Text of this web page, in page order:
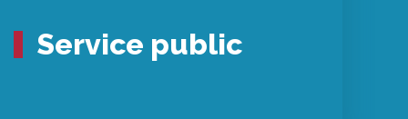
Service public